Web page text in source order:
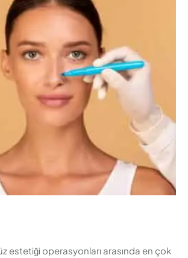
faktörlerden, farklı şehirlerdeki
ve ameliyat öncesi dikkat edilmesi
Burun Estetiği Fiyatlarını
Burun estetiği fiyatları 2024 yılı
birçok faktöre bağlı olarak …
estetiği operasyonları arasında en çok